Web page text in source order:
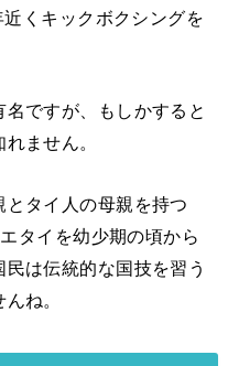
くキックボクシングを
ですが、もしかすると
ません。
タイ人の母親を持つ
タイを幼少期の頃から
は伝統的な国技を習う
ね。